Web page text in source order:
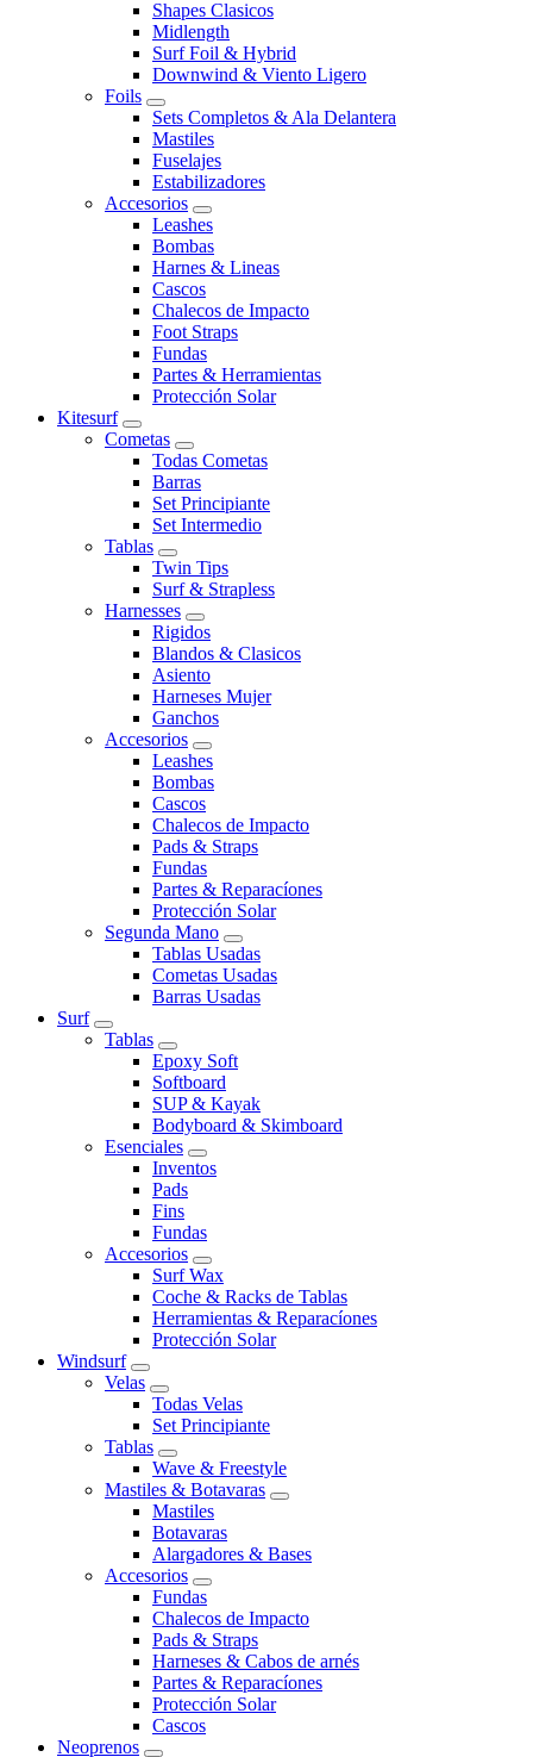
Shapes Clasicos
Midlength
Surf Foil & Hybrid
Downwind & Viento Ligero
Foils
Sets Completos & Ala Delantera
Mastiles
Fuselajes
Estabilizadores
Accesorios
Leashes
Bombas
Harnes & Lineas
Cascos
Chalecos de Impacto
Foot Straps
Fundas
Partes & Herramientas
Protección Solar
Kitesurf
Cometas
Todas Cometas
Barras
Set Principiante
Set Intermedio
Tablas
Twin Tips
Surf & Strapless
Harnesses
Rigidos
Blandos & Clasicos
Asiento
Harneses Mujer
Ganchos
Accesorios
Leashes
Bombas
Cascos
Chalecos de Impacto
Pads & Straps
Fundas
Partes & Reparacíones
Protección Solar
Segunda Mano
Tablas Usadas
Cometas Usadas
Barras Usadas
Surf
Tablas
Epoxy Soft
Softboard
SUP & Kayak
Bodyboard & Skimboard
Esenciales
Inventos
Pads
Fins
Fundas
Accesorios
Surf Wax
Coche & Racks de Tablas
Herramientas & Reparacíones
Protección Solar
Windsurf
Velas
Todas Velas
Set Principiante
Tablas
Wave & Freestyle
Mastiles & Botavaras
Mastiles
Botavaras
Alargadores & Bases
Accesorios
Fundas
Chalecos de Impacto
Pads & Straps
Harneses & Cabos de arnés
Partes & Reparacíones
Protección Solar
Cascos
Neoprenos